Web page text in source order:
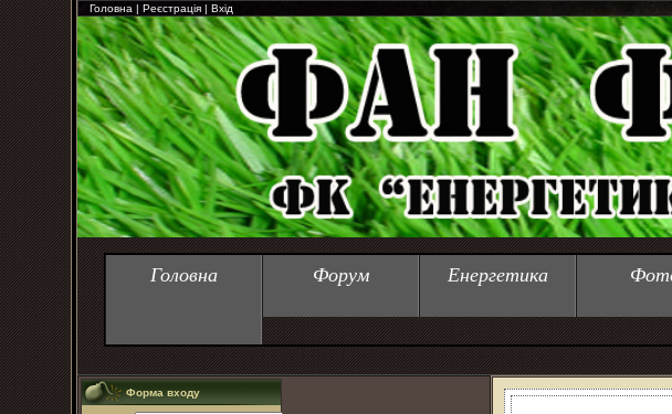
Головна | Реєстрація | Вхід
Головна Форум Енергетика
Форма входу